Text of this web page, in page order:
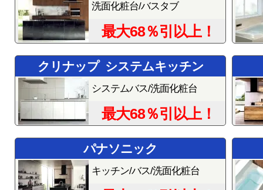
洗面化粧台/バスタブ
最大68％引以上！
クリナップ システムキッチン
システムバス/洗面化粧台
最大68％引以上！
パナソニック
キッチン/バス/洗面化粧台